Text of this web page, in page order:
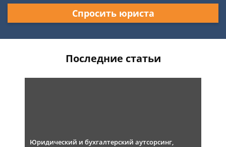
Спросить юриста
Последние статьи
Юридический и бухгалтерский аутсорсинг,